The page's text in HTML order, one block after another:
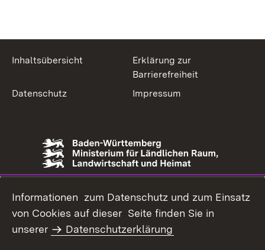
Inhaltsübersicht
Erklärung zur
Barrierefreiheit
Datenschutz
Impressum
Informationen zum Datenschutz und zum Einsatz
von Cookies auf dieser Seite finden Sie in
unserer
Datenschutzerklärung